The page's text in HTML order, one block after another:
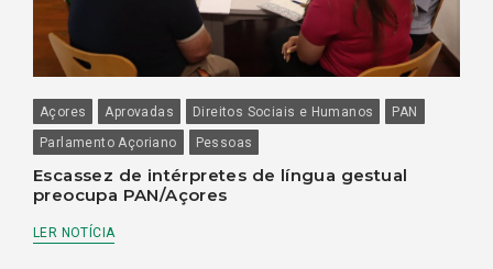
Açores Aprovadas Direitos Sociais e Humanos
PAN
Parlamento Açoriano
Pessoas
Escassez de intérpretes de língua gestual
preocupa PAN/Açores
LER NOTÍCIA